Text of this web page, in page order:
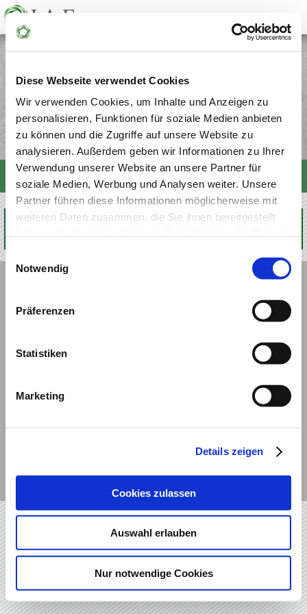
Diese Webseite verwendet Cookies
Wir verwenden Cookies, um Inhalte und Anzeigen zu
personalisieren, Funktionen für soziale Medien anbieten
zu können und die Zugriffe auf unsere Website zu
analysieren. Außerdem geben wir Informationen zu Ihrer
Verwendung unserer Website an unsere Partner für
soziale Medien, Werbung und Analysen weiter. Unsere
Partner führen diese Informationen möglicherweise mit
weiteren Daten zusammen, die Sie ihnen bereitgestellt
Einwilligungsauswahl
Notwendig
Präferenzen
Statistiken
Marketing
Details zeigen
Cookies zulassen
Auswahl erlauben
Nur notwendige Cookies
DAS SACHWERTDEPOT
VERMÖGEN SCHÜTZEN
VERSORGUNG VON UNTERNEHMERN
RUFEN SIE AN:
07340 / 96 79 91 0
WEBSEITE
EMPFEHLEN
COPYRIGHT 2017 - 2026 // ­INGO ALDAG FINANZDIENSTLEISTUNGEN